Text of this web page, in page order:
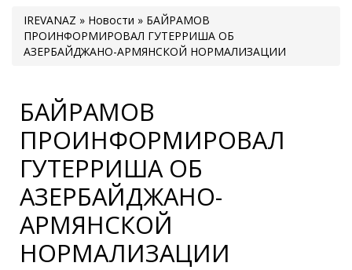
IREVANAZ » Новости » БАЙРАМОВ
ПРОИНФОРМИРОВАЛ ГУТЕРРИША ОБ
АЗЕРБАЙДЖАНО-АРМЯНСКОЙ НОРМАЛИЗАЦИИ
БАЙРАМОВ
ПРОИНФОРМИРОВАЛ
ГУТЕРРИША ОБ
АЗЕРБАЙДЖАНО-
АРМЯНСКОЙ
НОРМАЛИЗАЦИИ